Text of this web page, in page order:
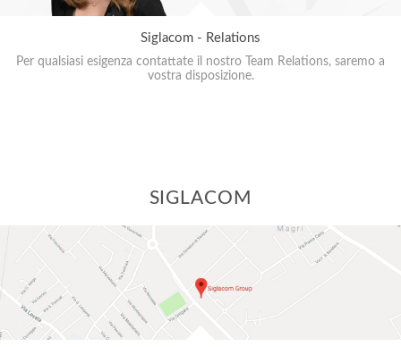
Siglacom - Relations
Per qualsiasi esigenza contattate il nostro Team Relations, saremo a
vostra disposizione.
SIGLACOM